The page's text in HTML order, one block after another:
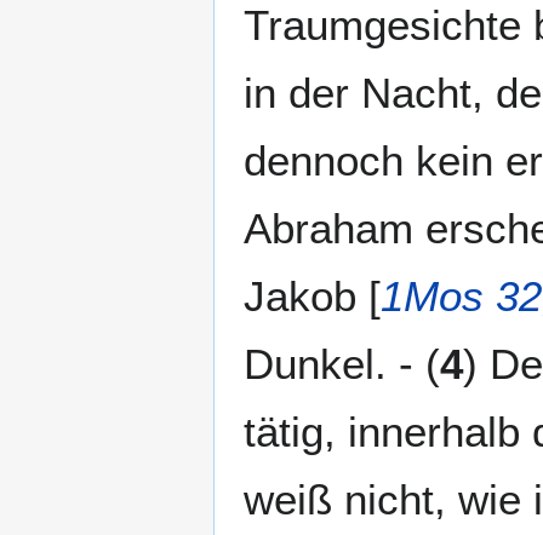
Traumgesichte
in der Nacht,
dennoch kein
Abraham
Jakob [1Mos
Dunkel. - (4)
tätig, innerhalb
weiß nicht, wie